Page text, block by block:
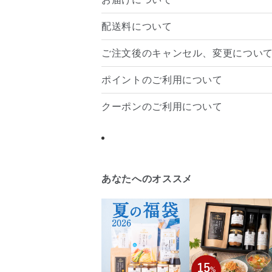
配送料について
ご注文後のキャンセル、変更につい
ポイントのご利用について
クーポンのご利用について
あなたへのオススメ